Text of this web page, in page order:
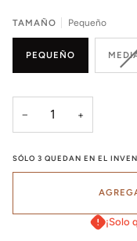
TAMAÑO Pequeño
PEQUEÑO
− +
SÓLO 3 QUEDAN EN EL
¡Solo